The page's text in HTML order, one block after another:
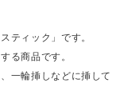
ティック」です。
る商品です。
一輪挿しなどに挿して